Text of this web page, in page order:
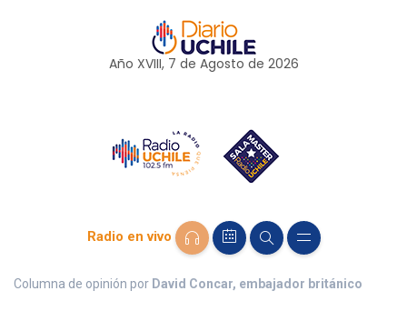
Año XVIII, 7 de Agosto de 2026
Radio en vivo
Columna de opinión por David Concar, embajador británico